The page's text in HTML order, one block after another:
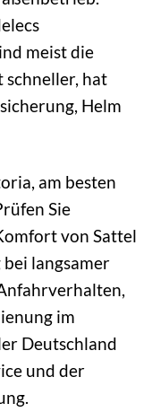
meist die
schneller, hat
Helm
am besten
Sie
von Sattel
langsamer
im
Deutschland
und der